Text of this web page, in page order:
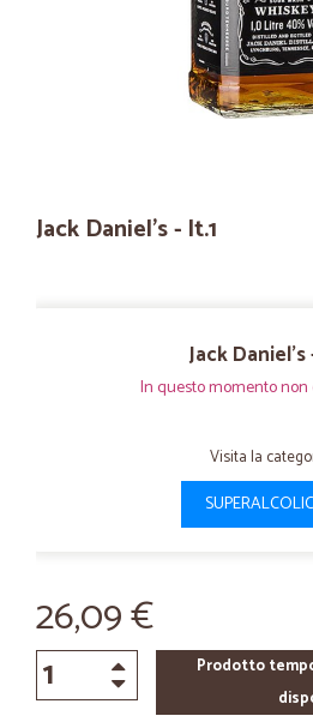
Jack Daniel's - lt.1
Jack Daniel's
In questo momento non
Visita la
26,09 €
Prodotto